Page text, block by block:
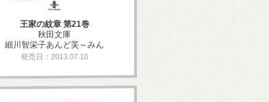
王家の紋章 第21巻
秋田文庫
細川智栄子あんど芙～みん
発売日：2013.07.10